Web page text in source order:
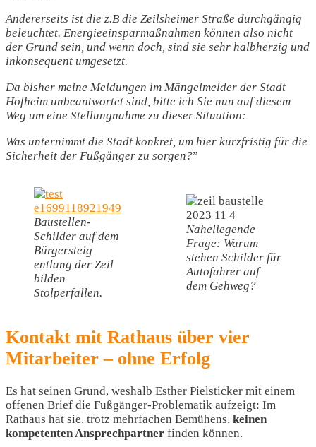
Andererseits ist die z.B die Zeilsheimer Straße durchgängig
beleuchtet. Energieeinsparmaßnahmen können also nicht
der Grund sein, und wenn doch, sind sie sehr halbherzig und
inkonsequent umgesetzt.
Da bisher meine Meldungen im Mängelmelder der Stadt
Hofheim unbeantwortet sind, bitte ich Sie nun auf diesem
Weg um eine Stellungnahme zu dieser Situation:
Was unternimmt die Stadt konkret, um hier kurzfristig für die
Sicherheit der Fußgänger zu sorgen?”
Baustellen-
Schilder auf dem
Bürgersteig
entlang der Zeil
bilden
Stolperfallen.
Naheliegende
Frage: Warum
stehen Schilder für
Autofahrer auf
dem Gehweg?
Kontakt mit Rathaus über vier
Mitarbeiter – ohne Erfolg
Es hat seinen Grund, weshalb Esther Pielsticker mit einem
offenen Brief die Fußgänger-Problematik aufzeigt: Im
Rathaus hat sie, trotz mehrfachen Bemühens, keinen
kompetenten Ansprechpartner finden können.